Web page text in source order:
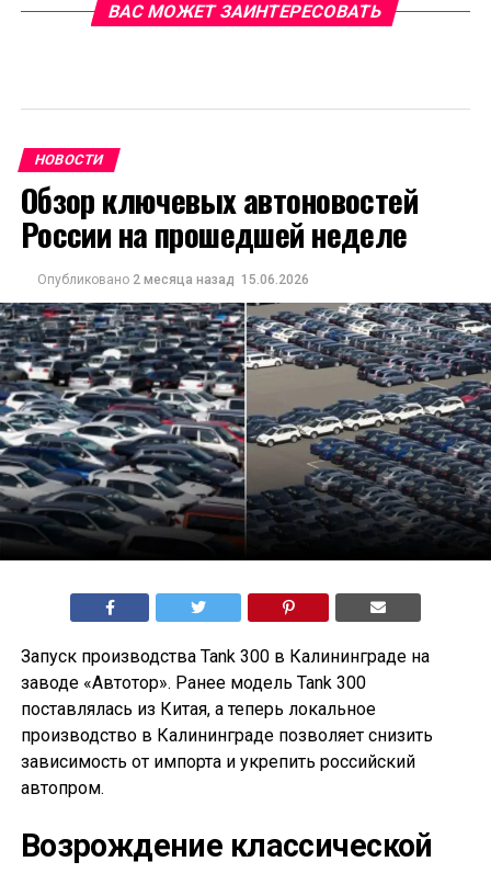
ВАС МОЖЕТ ЗАИНТЕРЕСОВАТЬ
НОВОСТИ
Обзор ключевых автоновостей
России на прошедшей неделе
Опубликовано 2 месяца назад 15.06.2026
Запуск производства Tank 300 в Калининграде на
заводе «Автотор». Ранее модель Tank 300
поставлялась из Китая, а теперь локальное
производство в Калининграде позволяет снизить
зависимость от импорта и укрепить российский
автопром.
Возрождение классической